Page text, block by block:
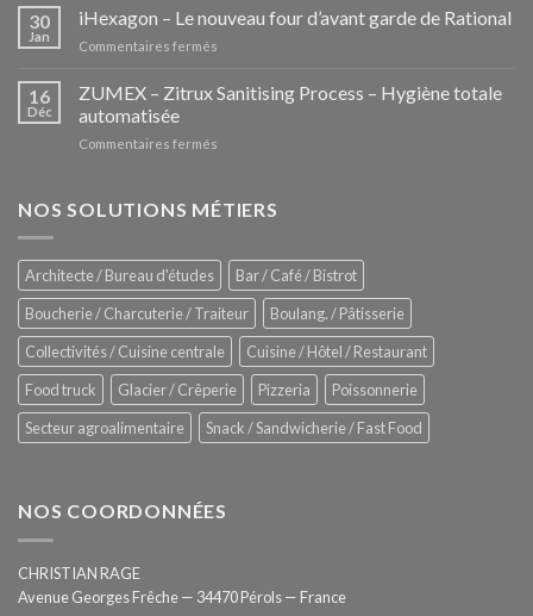
Pozzettis:
la
des
30
Jan
iHexagon – Le nouveau four d’avant garde de Rational
Commentaires fermés
–
Le
de
16
Déc
ZUMEX – Zitrux Sanitising Process – Hygiène totale
automatisée
Commentaires fermés
Zitrux
–
Hygiène
totale
automatisée
NOS SOLUTIONS MÉTIERS
Architecte / Bureau d'études
Bar / Café / Bistrot
Boucherie / Charcuterie / Traiteur
Boulang. / Pâtisserie
Collectivités / Cuisine centrale
Cuisine / Hôtel / Restaurant
Food truck
Glacier / Crêperie Pizzeria
Poissonnerie
Secteur agroalimentaire
Snack / Sandwicherie / Fast Food
NOS COORDONNÉES
CHRISTIAN RAGE
Avenue Georges Frêche — 34470 Pérols — France